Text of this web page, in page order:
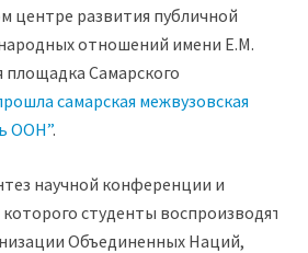
центре развития публичной
отношений имени Е.М.
Самарского
самарская межвузовская
ООН”.
научной конференции и
студенты воспроизводят
Объединенных Наций,